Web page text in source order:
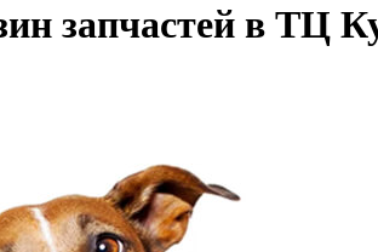
запчастей в ТЦ